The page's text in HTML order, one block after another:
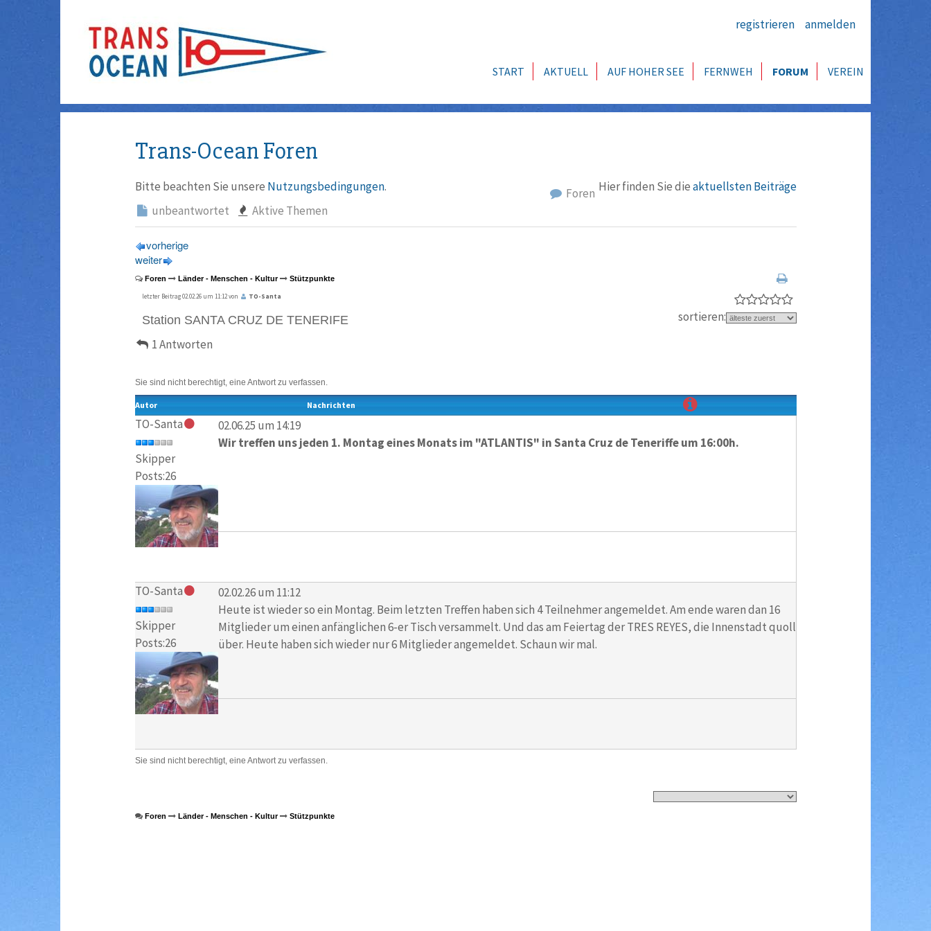
registrieren anmelden
START AKTUELL AUF HOHER SEE FERNWEH FORUM VEREIN
Trans-Ocean Foren
Bitte beachten Sie unsere Nutzungsbedingungen. Hier finden Sie dieaktuellsten Beiträge
Foren
unbeantwortet
Aktive Themen
vorherige
weiter
Foren Länder - Menschen - Kultur Stützpunkte
letzter Beitrag 02.02.26 um 11:12 von TO-Santa
Station SANTA CRUZ DE TENERIFE
1 Antworten
sortieren:
Sie sind nicht berechtigt, eine Antwort zu verfassen.
Autor Nachrichten
TO-Santa
Skipper
Posts:26
02.06.25 um 14:19
Wir treffen uns jeden 1. Montag eines Monats im "ATLANTIS" in Santa Cruz de Teneriffe um 16:00h.
TO-Santa
Skipper
Posts:26
02.02.26 um 11:12
Heute ist wieder so ein Montag. Beim letzten Treffen haben sich 4 Teilnehmer angemeldet. Am ende waren dan 16
Mitglieder um einen anfänglichen 6-er Tisch versammelt. Und das am Feiertag der TRES REYES, die Innenstadt quoll
über. Heute haben sich wieder nur 6 Mitglieder angemeldet. Schaun wir mal.
Sie sind nicht berechtigt, eine Antwort zu verfassen.
Foren Länder - Menschen - Kultur Stützpunkte